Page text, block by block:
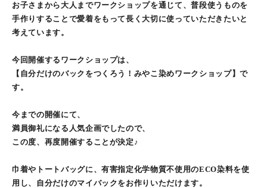
お子さまから大人までワークショップを通じて、普段使うものを
手作りすることで愛着をもって長く大切に使っていただきたいと
考えています。
今回開催するワークショップは、
【自分だけのバックをつくろう！みやこ染めワークショップ】で
す。
今までの開催にて、
満員御礼になる人気企画でしたので、
この度、再度開催することが決定♪
巾着やトートバッグに、有害指定化学物質不使用のECO染料を使
用し、自分だけのマイバックをお作りいただけます。